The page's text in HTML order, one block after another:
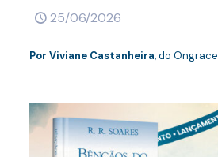
25/06/2026
Por Viviane Castanheira, do Ongrace